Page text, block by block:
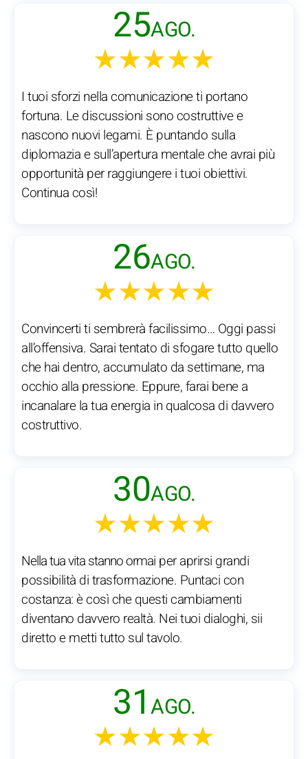
25AGO.
★★★★★
I tuoi sforzi nella comunicazione ti portano
fortuna. Le discussioni sono costruttive e
nascono nuovi legami. È puntando sulla
diplomazia e sull’apertura mentale che avrai più
opportunità per raggiungere i tuoi obiettivi.
Continua così!
26AGO.
★★★★★
Convincerti ti sembrerà facilissimo… Oggi passi
all’offensiva. Sarai tentato di sfogare tutto quello
che hai dentro, accumulato da settimane, ma
occhio alla pressione. Eppure, farai bene a
incanalare la tua energia in qualcosa di davvero
costruttivo.
30AGO.
★★★★★
Nella tua vita stanno ormai per aprirsi grandi
possibilità di trasformazione. Puntaci con
costanza: è così che questi cambiamenti
diventano davvero realtà. Nei tuoi dialoghi, sii
diretto e metti tutto sul tavolo.
31 AGO.
★★★★★